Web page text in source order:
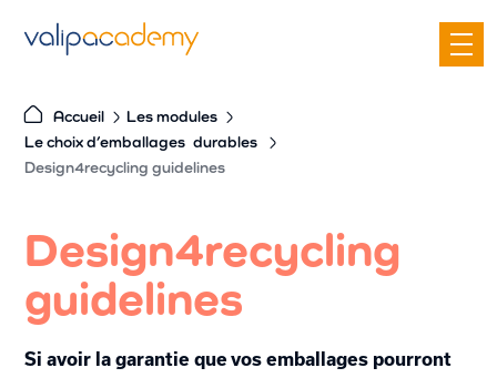
Accueil
Les modules
Le choix d’emballages durables
Design4recycling guidelines
Design4recycling
guidelines
Si avoir la garantie que vos emballages pourront